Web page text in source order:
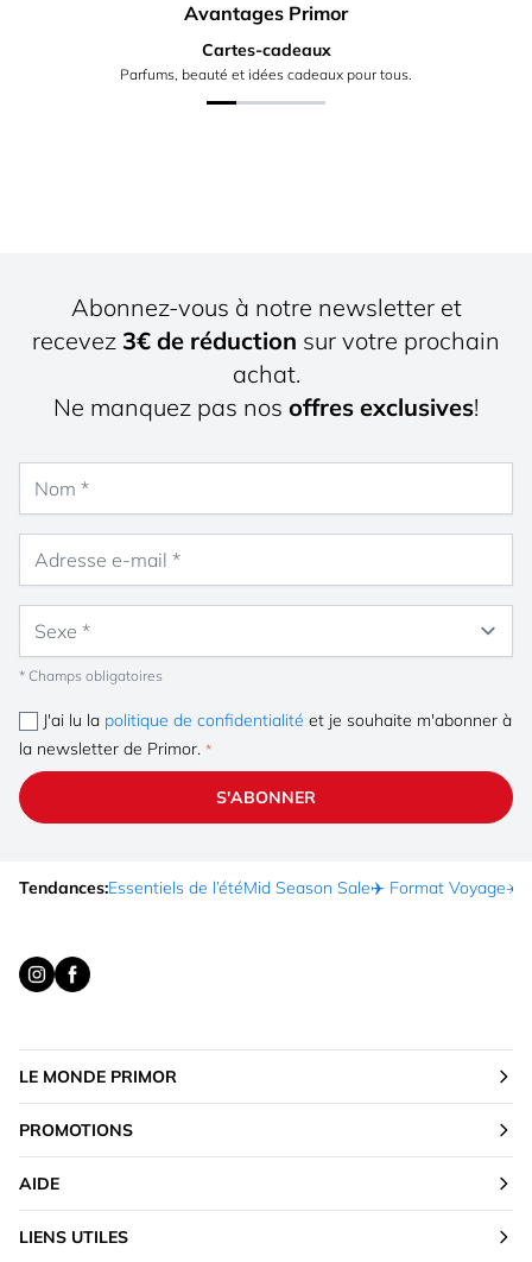
Avantages Primor
Cartes-cadeaux
Parfums, beauté et idées cadeaux pour tous.
Abonnez-vous à notre newsletter et
recevez 3€ de réduction sur votre prochain
achat.
Ne manquez pas nos offres exclusives!
* Champs obligatoires
J'ai lu la politique de confidentialité et je souhaite m'abonner à
la newsletter de Primor.
S'ABONNER
Tendances:Essentiels de l’étéMid Season Sale✈️ Format Voyage☀️
LE MONDE PRIMOR
PROMOTIONS
AIDE
LIENS UTILES